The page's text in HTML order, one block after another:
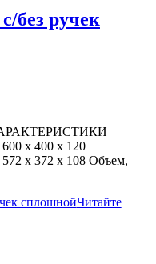
без ручек
x 400 x 120
x 372 x 108 Объем,
сплошнойЧитайте